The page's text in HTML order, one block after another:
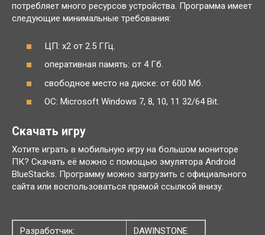
потребляет много ресурсов устройства. Программа имеет
следующие минимальные требования:
ЦП: x2 от 2.5 ГГц.
оперативная память: от 4 Гб.
свободное место на диске: от 600 Мб.
ОС: Microsoft Windows 7, 8, 10, 11 32/64 Bit.
Скачать игру
Хотите играть в мобильную игру на большом мониторе
ПК? Скачать её можно с помощью эмулятора Android
BlueStacks. Программу можно загрузить с официального
сайта или воспользоваться прямой ссылкой внизу.
Разработчик: DAWINSTONE